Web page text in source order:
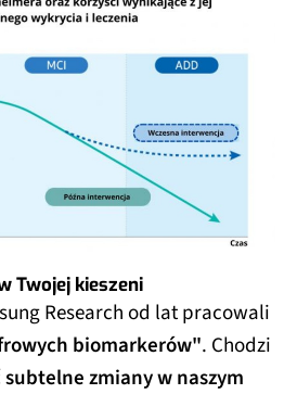
Twojej kieszeni
Research od lat pracowali
biomarkerów". Chodzi
zmiany w naszym